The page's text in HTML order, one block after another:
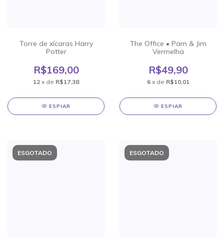
Torre de xícaras Harry
Potter
R$169,00
12 x de R$17,38
ESPIAR
The Office • Pam & Jim
Vermelha
R$49,90
6 x de R$10,01
ESPIAR
ESGOTADO ESGOTADO